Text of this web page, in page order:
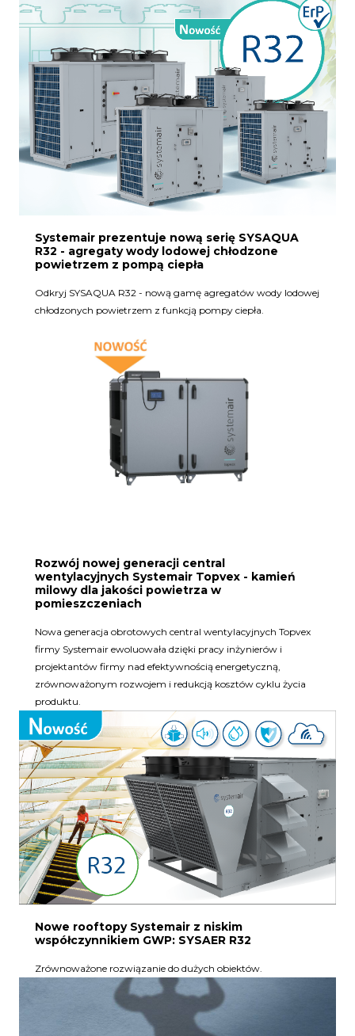
Systemair prezentuje nową serię SYSAQUA
R32 - agregaty wody lodowej chłodzone
powietrzem z pompą ciepła
Odkryj SYSAQUA R32 - nową gamę agregatów wody lodowej
chłodzonych powietrzem z funkcją pompy ciepła.
Rozwój nowej generacji central
wentylacyjnych Systemair Topvex - kamień
milowy dla jakości powietrza w
pomieszczeniach
Nowa generacja obrotowych central wentylacyjnych Topvex
firmy Systemair ewoluowała dzięki pracy inżynierów i
projektantów firmy nad efektywnością energetyczną,
zrównoważonym rozwojem i redukcją kosztów cyklu życia
produktu.
Nowe rooftopy Systemair z niskim
współczynnikiem GWP: SYSAER R32
Zrównoważone rozwiązanie do dużych obiektów.